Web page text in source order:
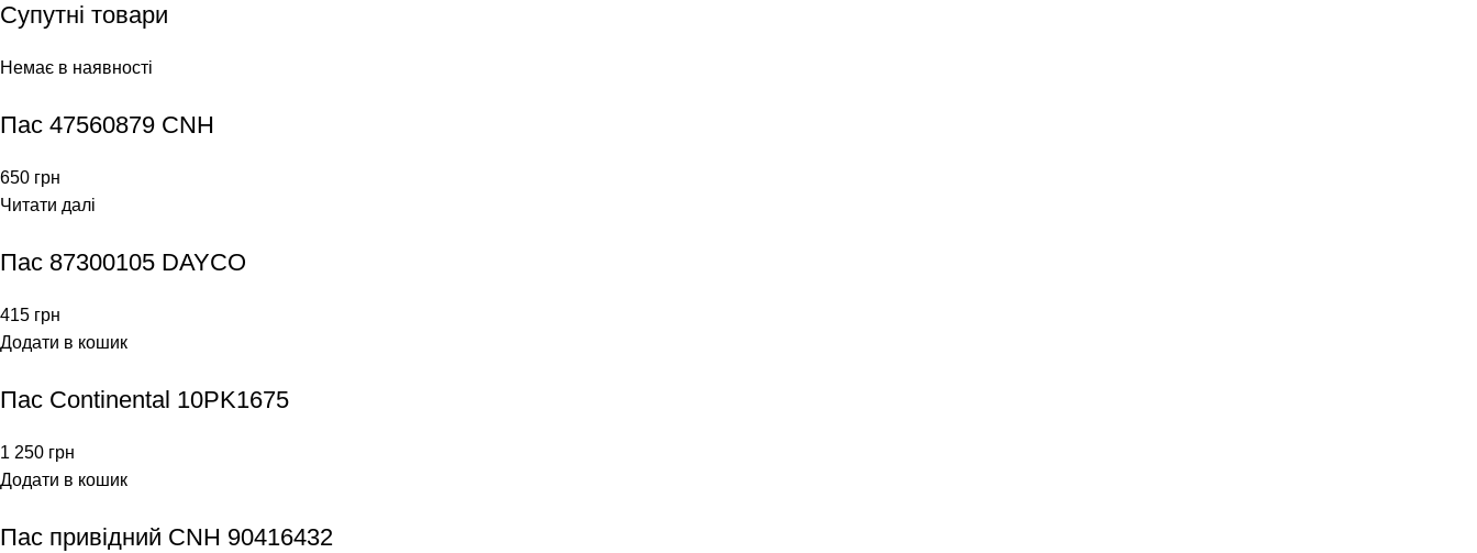
Супутні товари
Немає в наявності
Пас 47560879 CNH
650 грн
Читати далі
Пас 87300105 DAYCO
415 грн
Додати в кошик
Пас Continental 10PK1675
1 250 грн
Додати в кошик
Пас привідний CNH 90416432